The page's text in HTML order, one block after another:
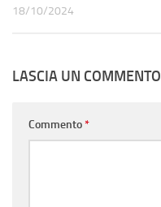
18/10/2024
LASCIA UN COMMENTO
Commento*